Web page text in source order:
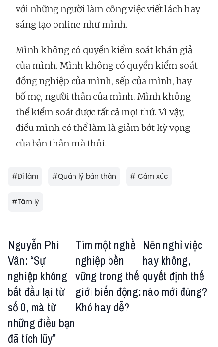
với những người làm công việc viết lách hay
sáng tạo online như mình.
Mình không có quyền kiểm soát khán giả
của mình. Mình không có quyền kiểm soát
đồng nghiệp của mình, sếp của mình, hay
bố mẹ, người thân của mình. Mình không
thể kiểm soát được tất cả mọi thứ. Vì vậy,
điều mình có thể làm là giảm bớt kỳ vọng
của bản thân mà thôi.
#Đi làm #Quản lý bản thân # Cảm xúc
#Tâm lý
Nguyễn Phi
Vân: “Sự
nghiệp không
bắt đầu lại từ
số 0, mà từ
những điều bạn
đã tích lũy”
Tìm một nghề
nghiệp bền
vững trong thế
giới biến động:
Khó hay dễ?
Nên nghỉ việc
hay không,
quyết định thế
nào mới đúng?